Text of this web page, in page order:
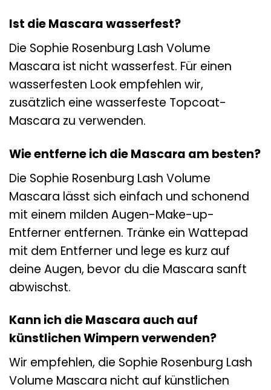
Ist die Mascara wasserfest?
Die Sophie Rosenburg Lash Volume
Mascara ist nicht wasserfest. Für einen
wasserfesten Look empfehlen wir,
zusätzlich eine wasserfeste Topcoat-
Mascara zu verwenden.
Wie entferne ich die Mascara am besten?
Die Sophie Rosenburg Lash Volume
Mascara lässt sich einfach und schonend
mit einem milden Augen-Make-up-
Entferner entfernen. Tränke ein Wattepad
mit dem Entferner und lege es kurz auf
deine Augen, bevor du die Mascara sanft
abwischst.
Kann ich die Mascara auch auf
künstlichen Wimpern verwenden?
Wir empfehlen, die Sophie Rosenburg Lash
Volume Mascara nicht auf künstlichen